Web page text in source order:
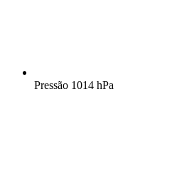
Pressão 1014 hPa